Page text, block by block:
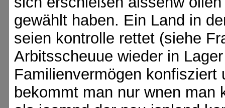
gewählt haben. Ein Land in
seien kontrolle rettet (siehe
Arbitsscheuue wieder in
Familienvermögen
bekommt man nur wnen